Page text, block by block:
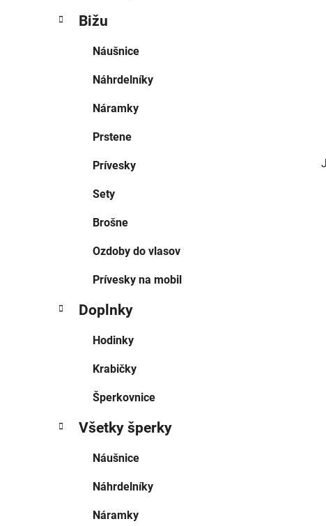
Bižu
Náušnice
Náhrdelníky
Náramky
Prstene
Prívesky
Sety
Brošne
Ozdoby do vlasov
Prívesky na mobil
Doplnky
Hodinky
Krabičky
Šperkovnice
Všetky šperky
Náušnice
Náhrdelníky
Náramky